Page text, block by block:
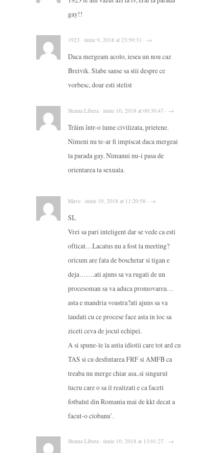
gay!!
1923 · iunie 9, 2018 at 23:59:31 · →
Daca mergeam acolo, iesea un nou caz
Breivik. Slabe sanse sa stii despre ce
vorbesc, doar esti stelist
Steaua Libera · iunie 10, 2018 at 00:30:47 · →
Trăim într-o lume civilizata, prietene.
Nimeni nu te-ar fi impiscat daca mergeai
la parada gay. Nimanui nu-i pasa de
orientarea ta sexuala.
Mave · iunie 10, 2018 at 11:20:58 · →
SL
Vrei sa pari inteligent dar se vede ca esti
ofticat…Lacatus nu a fost la meeting?
oricum are fata de boschetar si tigan e
deja…….ati ajuns sa va rugati de un
procesoman sa va aduca promovarea…
asta e mandria voastra?ati ajuns sa va
laudati cu ce procese face asta in loc sa
ziceti ceva de jocul echipei.
A si spune-le la astia idiotii care tot ard cu
TAS si cu desfintarea FRF si AMFB ca
treaba nu merge chiar asa..si singurul
lucru care o sa il realizati e ca faceti
fotbalul din Romania mai de kkt decat a
facut-o ciobanu’.
Steaua Libera · iunie 10, 2018 at 13:01:27 · →